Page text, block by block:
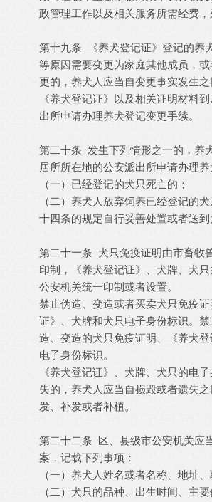
政管理工作以及相关服务所需经费，
第十九条 《养犬登记证》登记的养
等原因需要变更为家庭其他成员，
更的，养犬人应当自变更事实发生
《养犬登记证》以及相关证明材料
出所申请办理养犬登记变更手续。
第二十条 发生下列情形之一的，养
居所所在地的公安派出所申请办理养
（一）已经登记的犬只死亡的；
（二）养犬人放弃饲养已经登记的
十四条的规定自行妥善处置或者送到
第二十一条 犬只免疫证明由市畜牧
印制，《养犬登记证》、犬牌、犬
公安机关统一印制或者设置。
禁止伪造、变造或者买卖犬只免疫
证》、犬牌和犬只电子身份标识。
造、变造的犬只免疫证明、《养犬
电子身份标识。
《养犬登记证》、犬牌、犬只的电
失的，养犬人应当自损毁或者遗失
发、补发或者补植。
第二十二条 区、县级市公安机关应
案，记载下列事项：
（一）养犬人姓名或者名称、地址、
（二）犬只的品种、出生时间、主